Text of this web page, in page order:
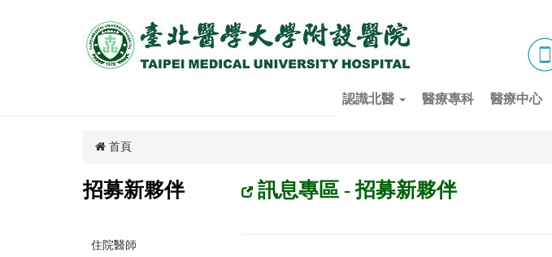
認識北醫 醫療專科 醫療中心
首頁
招募新夥伴
住院醫師
訊息專區 - 招募新夥伴